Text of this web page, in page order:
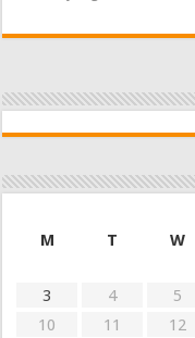
M
T W
3
4 5
10
11 12